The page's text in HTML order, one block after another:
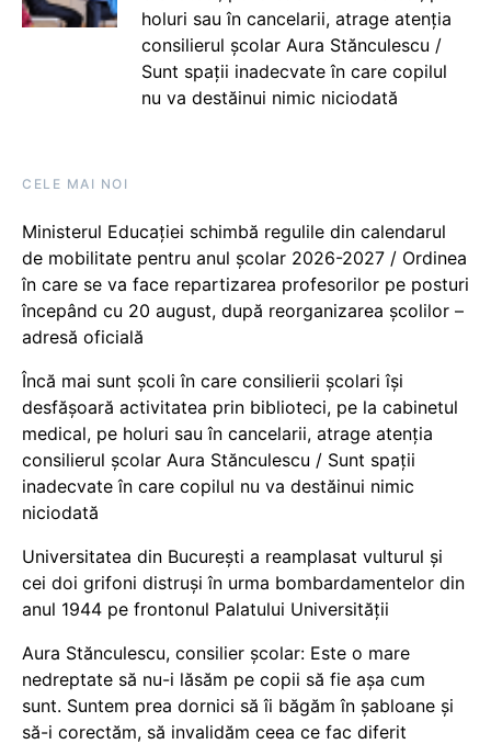
holuri sau în cancelarii, atrage atenția
consilierul școlar Aura Stănculescu /
Sunt spații inadecvate în care copilul
nu va destăinui nimic niciodată
CELE MAI NOI
Ministerul Educației schimbă regulile din calendarul
de mobilitate pentru anul școlar 2026-2027 / Ordinea
în care se va face repartizarea profesorilor pe posturi
începând cu 20 august, după reorganizarea școlilor –
adresă oficială
Încă mai sunt școli în care consilierii școlari își
desfășoară activitatea prin biblioteci, pe la cabinetul
medical, pe holuri sau în cancelarii, atrage atenția
consilierul școlar Aura Stănculescu / Sunt spații
inadecvate în care copilul nu va destăinui nimic
niciodată
Universitatea din București a reamplasat vulturul și
cei doi grifoni distruși în urma bombardamentelor din
anul 1944 pe frontonul Palatului Universității
Aura Stănculescu, consilier școlar: Este o mare
nedreptate să nu-i lăsăm pe copii să fie așa cum
sunt. Suntem prea dornici să îi băgăm în șabloane și
să-i corectăm, să invalidăm ceea ce fac diferit